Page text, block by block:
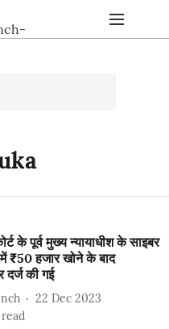
के पूर्व मुख्य न्यायाधीश के साइबर
₹50 हजार खोने के बाद
की गई
22 Dec 2023